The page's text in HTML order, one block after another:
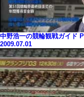
中野浩一の競輪観戦ガイド
2009.07.01